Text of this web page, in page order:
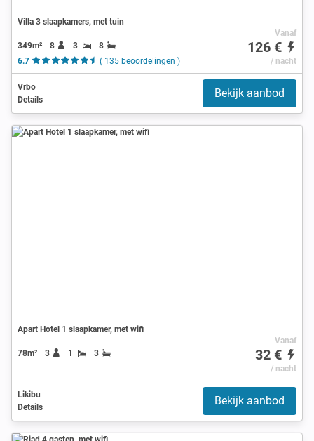
Villa 3 slaapkamers, met tuin
349m² 8 3
8
6.7
( 135 beoordelingen )
Vanaf
126 €
/ nacht
Vrbo
Details
Bekijk aanbod
Apart Hotel 1 slaapkamer, met wifi
78m² 3 1 3
Vanaf
32 €
/ nacht
Likibu
Details
Bekijk aanbod